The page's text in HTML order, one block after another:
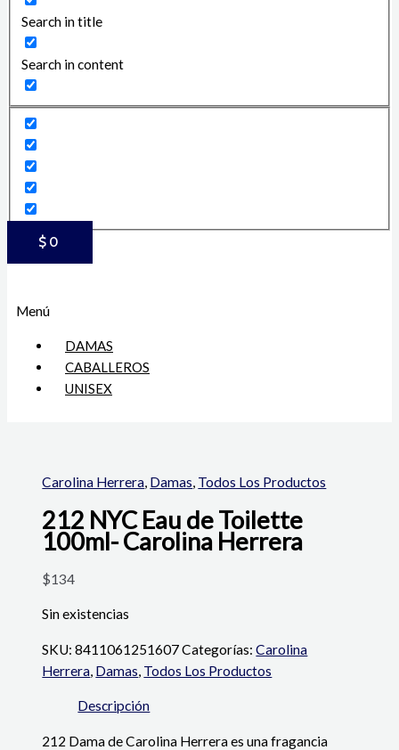
Search in title
Search in content
$ 0
Menú
DAMAS
CABALLEROS
UNISEX
Carolina Herrera, Damas, Todos Los Productos
212 NYC Eau de Toilette
100ml- Carolina Herrera
$134
Sin existencias
SKU:8411061251607Categorías:Carolina
Herrera, Damas, Todos Los Productos
Descripción
212 Dama de Carolina Herrera es una fragancia